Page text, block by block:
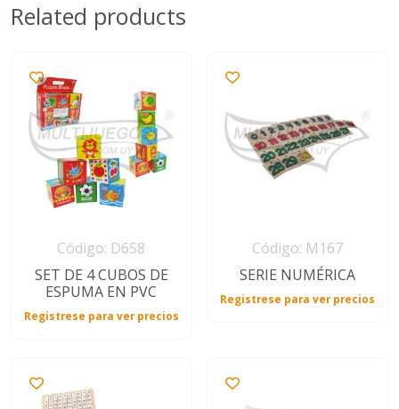
Related products
Código: D658
SET DE 4 CUBOS DE
ESPUMA EN PVC
Registrese para ver precios
Código: M167
SERIE NUMÉRICA
Registrese para ver precios